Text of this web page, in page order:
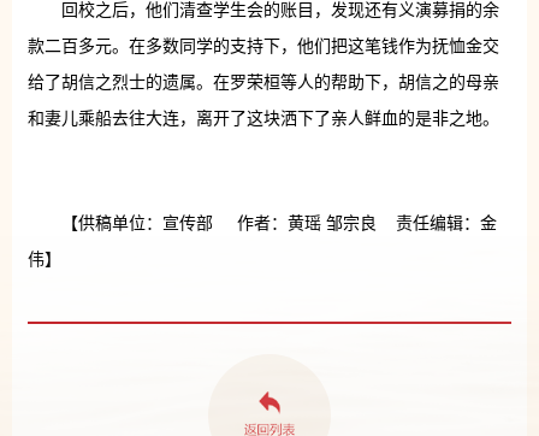
回校之后，他们清查学生会的账目，发现还有义演募捐的余
款二百多元。在多数同学的支持下，他们把这笔钱作为抚恤金交
给了胡信之烈士的遗属。在罗荣桓等人的帮助下，胡信之的母亲
和妻儿乘船去往大连，离开了这块洒下了亲人鲜血的是非之地。
【供稿单位：宣传部 作者：黄瑶 邹宗良 责任编辑：金
伟】